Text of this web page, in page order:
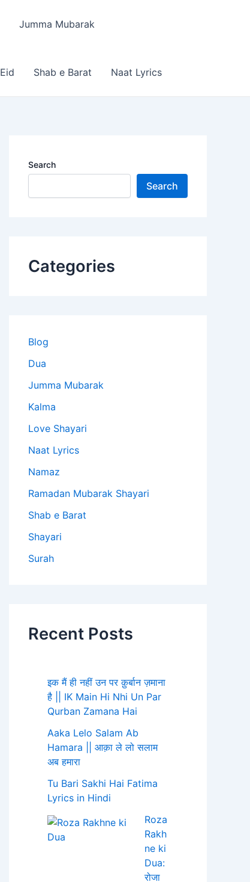
Jumma Mubarak
Eid Shab e Barat Naat Lyrics
Search
Search
Categories
Blog
Dua
Jumma Mubarak
Kalma
Love Shayari
Naat Lyrics
Namaz
Ramadan Mubarak Shayari
Shab e Barat
Shayari
Surah
Recent Posts
इक मैं ही नहीं उन पर क़ुर्बान ज़माना
है || IK Main Hi Nhi Un Par
Qurban Zamana Hai
Aaka Lelo Salam Ab
Hamara || आक़ा ले लो सलाम
अब हमारा
Tu Bari Sakhi Hai Fatima
Lyrics in Hindi
Roza
Rakh
ne ki
Dua:
रोजा